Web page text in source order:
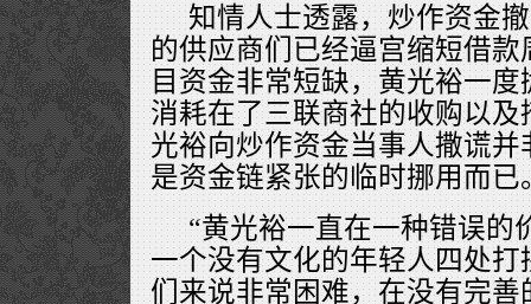
知情人士透露，炒作资金
的供应商们已经逼宫缩短借
目资金非常短缺，黄光裕一
消耗在了三联商社的收购以
光裕向炒作资金当事人撒谎
是资金链紧张的临时挪用而已
“黄光裕一直在一种错误的
一个没有文化的年轻人四处
们来说非常困难，在没有完